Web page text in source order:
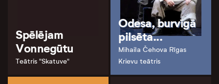
Spēlējam
Vonnegūtu
Teātris "Skatuve"
Odesa, burvīgā
pilsēta...
Mihaila Čehova Rīgas
Krievu teātris